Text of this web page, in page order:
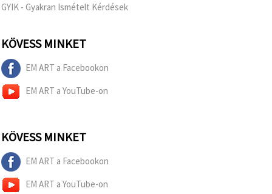
GYIK - Gyakran Ismételt Kérdések
KÖVESS MINKET
EM ART a Facebookon
EM ART a YouTube-on
KÖVESS MINKET
EM ART a Facebookon
EM ART a YouTube-on